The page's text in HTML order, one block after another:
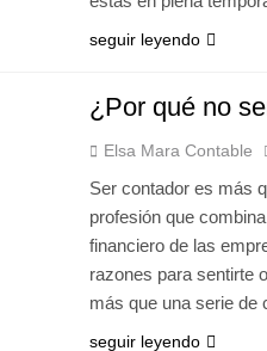
seguir leyendo
¿Por qué no
Elsa Mara Contable
Ser contador es más
profesión que
financiero de las
razones para sentirte
más que una serie
seguir leyendo